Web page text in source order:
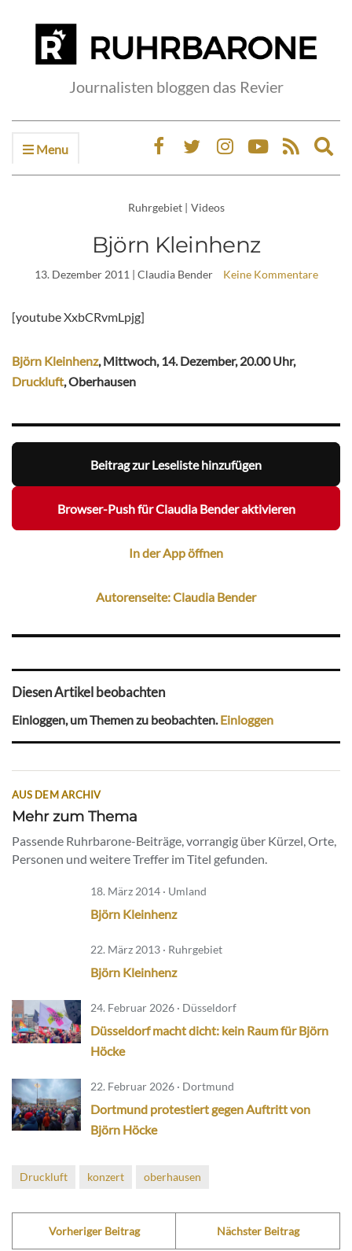
Journalisten bloggen das Revier
Menu
Ruhrgebiet | Videos
Björn Kleinhenz
13. Dezember 2011 | Claudia Bender Keine Kommentare
[youtube XxbCRvmLpjg]
Björn Kleinhenz, Mittwoch, 14. Dezember, 20.00 Uhr,
Druckluft, Oberhausen
Beitrag zur Leseliste hinzufügen
Browser-Push für Claudia Bender aktivieren
In der App öffnen
Autorenseite: Claudia Bender
Diesen Artikel beobachten
Einloggen, um Themen zu beobachten.Einloggen
AUS DEM ARCHIV
Mehr zum Thema
Passende Ruhrbarone-Beiträge, vorrangig über Kürzel, Orte,
Personen und weitere Treffer im Titel gefunden.
18. März 2014 · Umland
Björn Kleinhenz
22. März 2013 · Ruhrgebiet
Björn Kleinhenz
24. Februar 2026 · Düsseldorf
Düsseldorf macht dicht: kein Raum für Björn
Höcke
22. Februar 2026 · Dortmund
Dortmund protestiert gegen Auftritt von
Björn Höcke
Druckluft konzert oberhausen
Vorheriger Beitrag Nächster Beitrag